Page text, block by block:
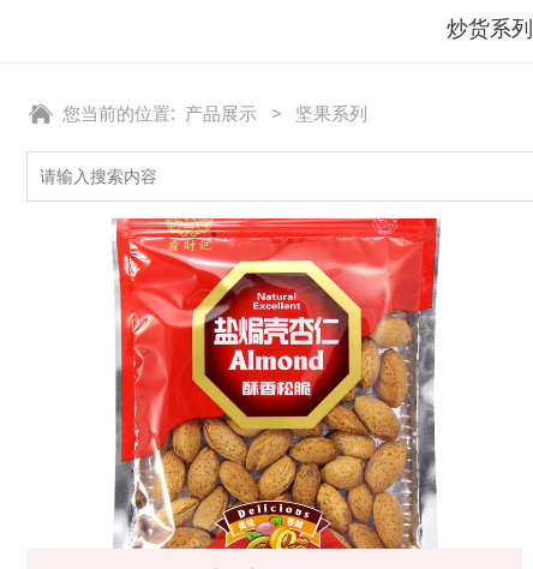
炒货系列
您当前的位置: 产品展示 > 坚果系列